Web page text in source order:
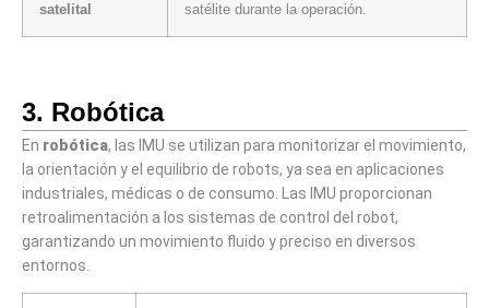
satelital
satélite durante la operación.
3. Robótica
En robótica, las IMU se utilizan para monitorizar el movimiento,
la orientación y el equilibrio de robots, ya sea en aplicaciones
industriales, médicas o de consumo. Las IMU proporcionan
retroalimentación a los sistemas de control del robot,
garantizando un movimiento fluido y preciso en diversos
entornos.